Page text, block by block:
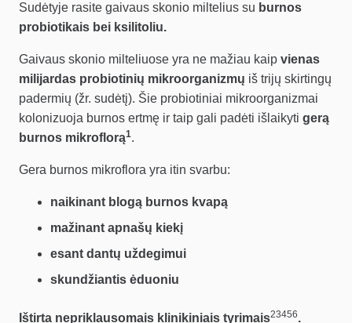
Sudėtyje rasite gaivaus skonio miltelius su burnos
probiotikais bei ksilitoliu.
Gaivaus skonio milteliuose yra ne mažiau kaip vienas
milijardas probiotinių mikroorganizmų iš trijų skirtingų
padermių (žr. sudėtį). Šie probiotiniai mikroorganizmai
kolonizuoja burnos ertmę ir taip gali padėti išlaikyti gerą
burnos mikroflorą1.
Gera burnos mikroflora yra itin svarbu:
naikinant blogą burnos kvapą
mažinant apnašų kiekį
esant dantų uždegimui
skundžiantis ėduoniu
Ištirta nepriklausomais klinikiniais tyrimais23456.